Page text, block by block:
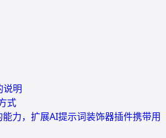
说明
式
力，扩展AI提示词装饰器插件携带用